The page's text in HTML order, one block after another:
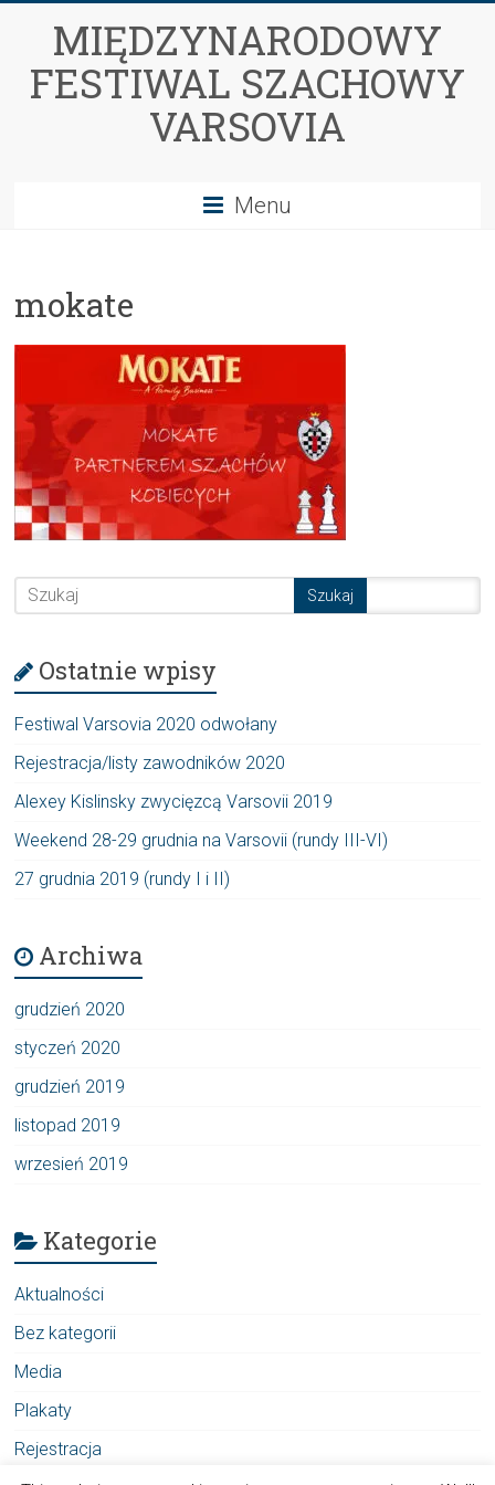
MIĘDZYNARODOWY
FESTIWAL SZACHOWY
VARSOVIA
Menu
mokate
Ostatnie wpisy
Festiwal Varsovia 2020 odwołany
Rejestracja/listy zawodników 2020
Alexey Kislinsky zwycięzcą Varsovii 2019
Weekend 28-29 grudnia na Varsovii (rundy III-VI)
27 grudnia 2019 (rundy I i II)
Archiwa
grudzień 2020
styczeń 2020
grudzień 2019
listopad 2019
wrzesień 2019
Kategorie
Aktualności
Bez kategorii
Media
Plakaty
Rejestracja